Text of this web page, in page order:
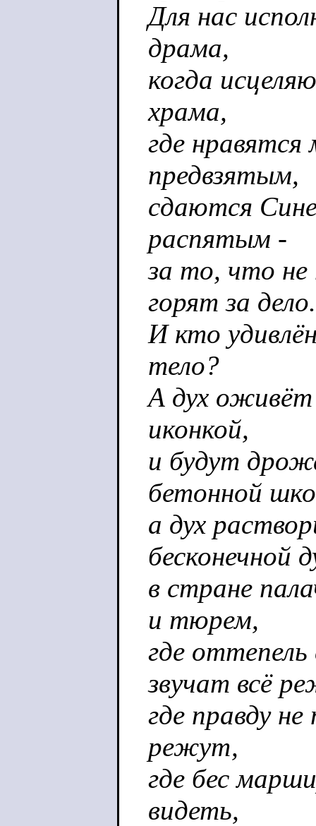
Для нас
драма,
когда
храма,
где
предвзятым,
сдаются
распятым -
за то, что
горят за дело.
И кто
тело?
А дух
иконкой,
и будут
бетонной
а дух
бесконечной
в стране
и тюрем,
где
звучат всё
где правду
режут,
где бес
видеть,